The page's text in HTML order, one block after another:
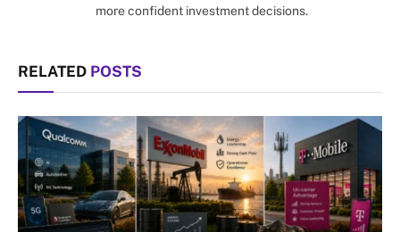
more confident investment decisions.
RELATED POSTS